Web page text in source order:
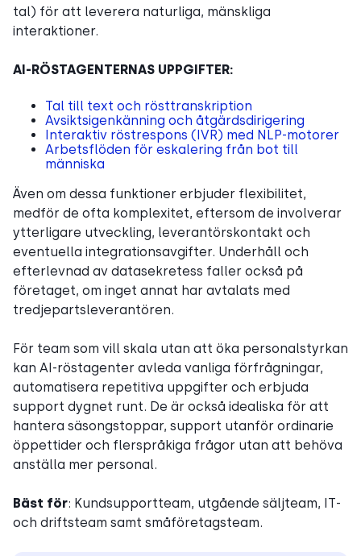
tal) för att leverera naturliga, mänskliga
interaktioner.
AI-RÖSTAGENTERNAS UPPGIFTER:
Tal till text och rösttranskription
Avsiktsigenkänning och åtgärdsdirigering
Interaktiv röstrespons (IVR) med NLP-motorer
Arbetsflöden för eskalering från bot till
människa
Även om dessa funktioner erbjuder flexibilitet,
medför de ofta komplexitet, eftersom de involverar
ytterligare utveckling, leverantörskontakt och
eventuella integrationsavgifter. Underhåll och
efterlevnad av datasekretess faller också på
företaget, om inget annat har avtalats med
tredjepartsleverantören.
För team som vill skala utan att öka personalstyrkan
kan AI-röstagenter avleda vanliga förfrågningar,
automatisera repetitiva uppgifter och erbjuda
support dygnet runt. De är också idealiska för att
hantera säsongstoppar, support utanför ordinarie
öppettider och flerspråkiga frågor utan att behöva
anställa mer personal.
Bäst för: Kundsupportteam, utgående säljteam, IT-
och driftsteam samt småföretagsteam.